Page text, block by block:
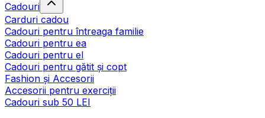
Cadouri
Carduri cadou
Cadouri pentru întreaga familie
Cadouri pentru ea
Cadouri pentru el
Cadouri pentru gătit și copt
Fashion și Accesorii
Accesorii pentru exerciții
Cadouri sub 50 LEI